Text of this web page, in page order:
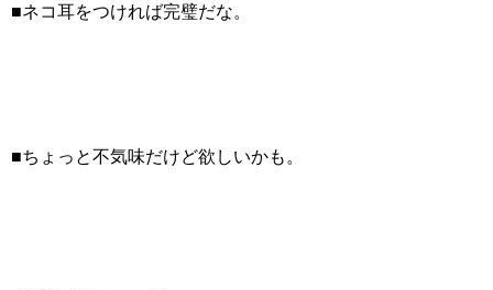
■ネコ耳をつければ完璧だな。
■ちょっと不気味だけど欲しいかも。